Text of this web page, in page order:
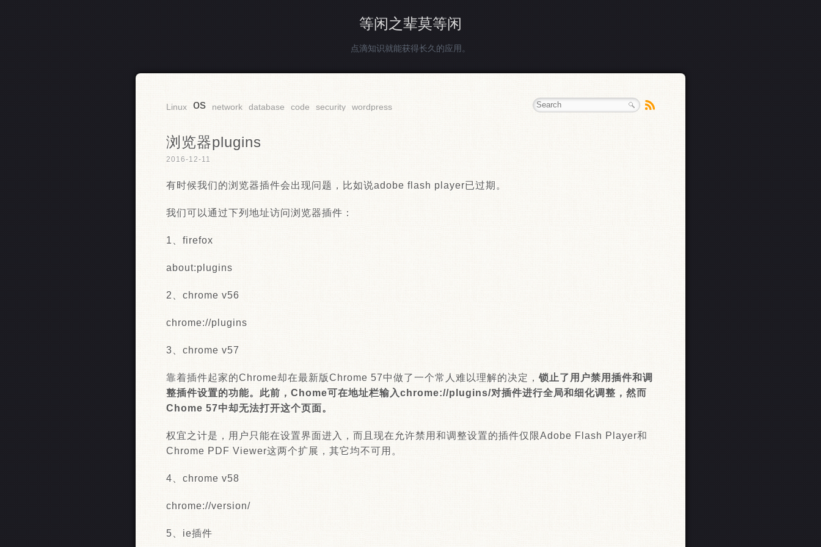
等闲之辈莫等闲
点滴知识就能获得长久的应用。
Linux os network database code security wordpress
浏览器plugins
2016-12-11
有时候我们的浏览器插件会出现问题，比如说adobe flash player已过期。
我们可以通过下列地址访问浏览器插件：
1、firefox
about:plugins
2、chrome v56
chrome://plugins
3、chrome v57
靠着插件起家的Chrome却在最新版Chrome 57中做了一个常人难以理解的决定， 锁止了用户禁用插件和调
整插件设置的功能。此前，Chome可在地址栏输入chrome://plugins/对插件进行全局和细化调整，然而
Chome 57中却无法打开这个页面。
权宜之计是，用户只能在设置界面进入，而且现在允许禁用和调整设置的插件仅限Adobe Flash Player和
Chrome PDF Viewer这两个扩展，其它均不可用。
4、chrome v58
chrome://version/
5、ie插件